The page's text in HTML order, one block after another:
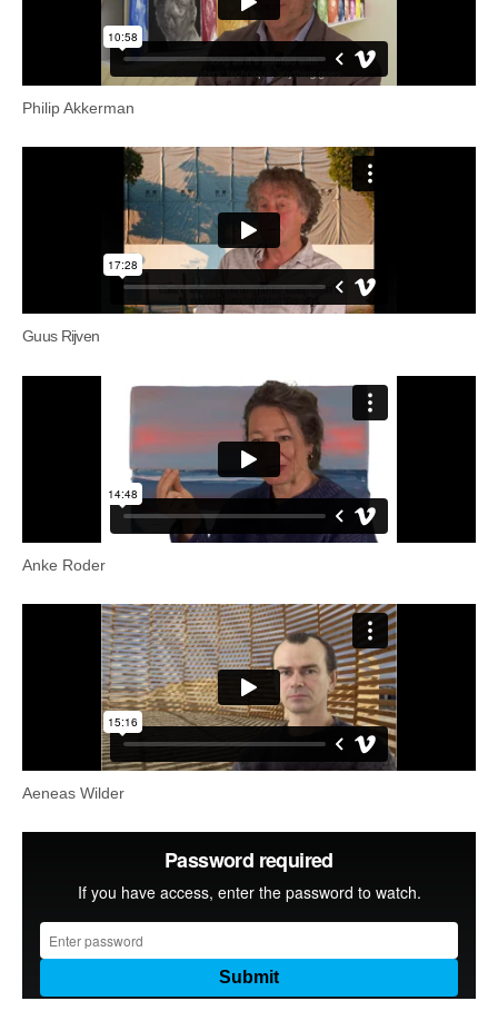
Philip Akkerman
Guus Rijven
Anke Roder
Aeneas Wilder